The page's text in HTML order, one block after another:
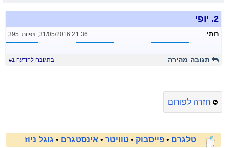
2. יופי
רותי 31/05/2016 21:36
, צפיות: 395
תגובה מהירה בתגובה להודעה #1
חזרה לפורום
טלגרם • פייסבוק • טוויטר • אינסטגרם • גוגל ניוז